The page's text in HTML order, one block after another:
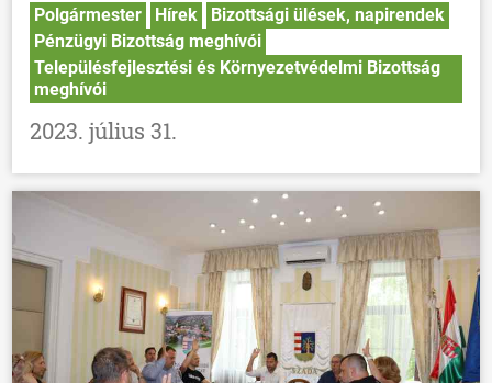
Polgármester Hírek
Bizottsági ülések, napirendek
Pénzügyi Bizottság meghívói
Településfejlesztési és Környezetvédelmi Bizottság
meghívói
2023. július 31.